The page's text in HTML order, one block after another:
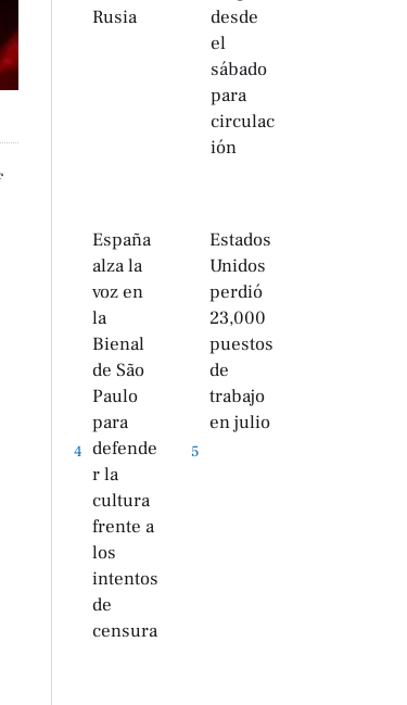
Rusia
desde
el
sábado
para
circulac
ión
4
España
alza la
voz en
la
Bienal
de São
Paulo
para
defende
r la
cultura
frente a
los
intentos
de
censura
5
Estados
Unidos
perdió
23,000
puestos
de
trabajo
en julio